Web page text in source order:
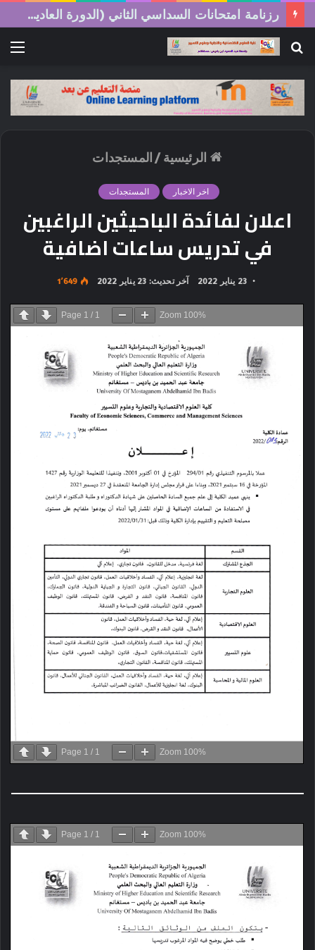
رزنامة امتحانات السداسي الثاني (الدورة العادية) 2026/2025
بحث
الرئيسية / المستجدات
اخر الاخبار المستجدات
اعلان لفائدة الباحيثين الراغبين
في تدريس ساعات اضافية
23 يناير 2022 آخر تحديث: 23 يناير 2022 1٬649
Page 1 / 1 Zoom 100%
Page 1 / 1 Zoom 100%
Page 1 / 1 Zoom 100%